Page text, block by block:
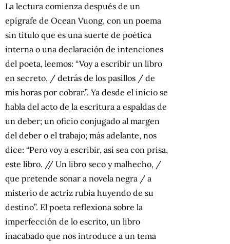
La lectura comienza después de un
epígrafe de Ocean Vuong, con un poema
sin título que es una suerte de poética
interna o una declaración de intenciones
del poeta, leemos: “Voy a escribir un libro
en secreto, / detrás de los pasillos / de
mis horas por cobrar.”. Ya desde el inicio se
habla del acto de la escritura a espaldas de
un deber; un oficio conjugado al margen
del deber o el trabajo; más adelante, nos
dice: “Pero voy a escribir, así sea con prisa,
este libro. // Un libro seco y malhecho, /
que pretende sonar a novela negra / a
misterio de actriz rubia huyendo de su
destino”. El poeta reflexiona sobre la
imperfección de lo escrito, un libro
inacabado que nos introduce a un tema